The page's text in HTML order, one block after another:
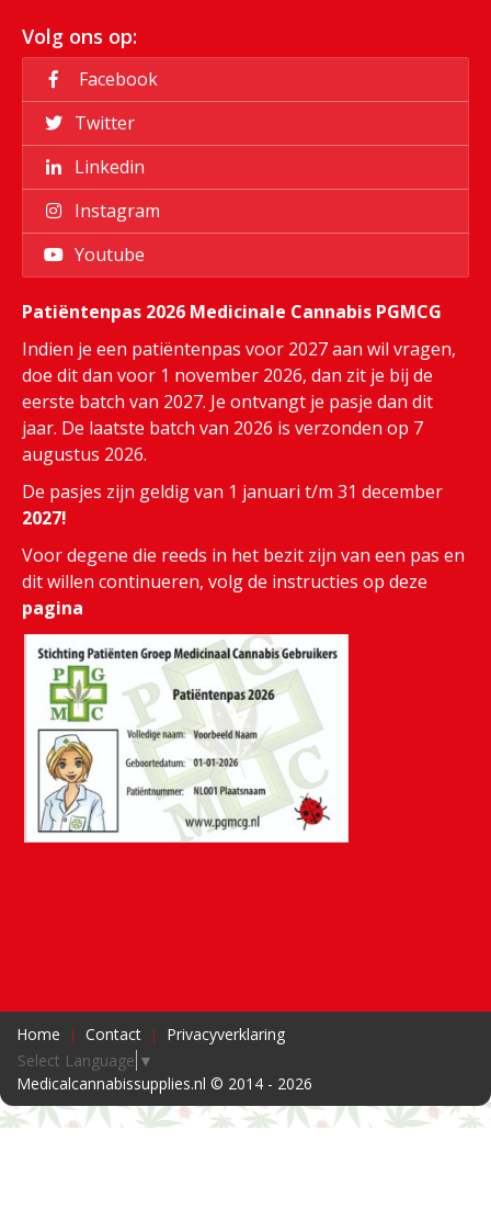
Volg ons op:
Facebook
Twitter
Linkedin
Instagram
Youtube
Patiëntenpas 2026 Medicinale Cannabis PGMCG
Indien je een patiëntenpas voor 2027 aan wil vragen,
doe dit dan voor 1 november 2026, dan zit je bij de
eerste batch van 2027. Je ontvangt je pasje dan dit
jaar. De laatste batch van 2026 is verzonden op 7
augustus 2026.
De pasjes zijn geldig van 1 januari t/m 31 december
2027!
Voor degene die reeds in het bezit zijn van een pas en
dit willen continueren, volg de instructies op deze
pagina
Home Contact
Privacyverklaring
Select Language ▼
Medicalcannabissupplies.nl © 2014 - 2026